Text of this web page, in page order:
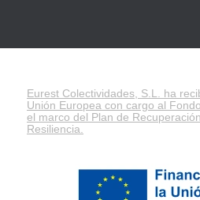
Eurest Colectividades, S.L. ha
Unión Europea con cargo al
el marco del Plan de
Resiliencia.